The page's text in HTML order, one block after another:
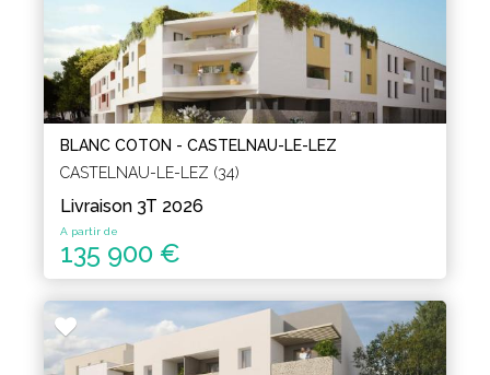
BLANC COTON - CASTELNAU-LE-LEZ
CASTELNAU-LE-LEZ (34)
Livraison 3T 2026
A partir de
135 900 €